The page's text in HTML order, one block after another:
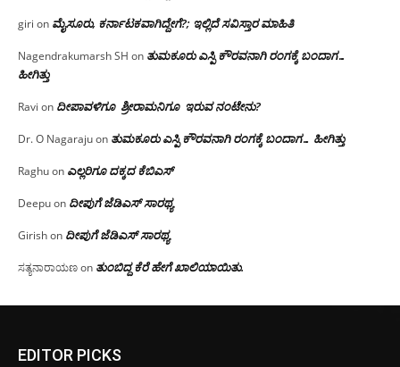
giri on ಮೈಸೂರು, ಕರ್ನಾಟಕವಾಗಿದ್ದೇಗೆ?; ಇಲ್ಲಿದೆ ಸವಿಸ್ತಾರ ಮಾಹಿತಿ
Nagendrakumarsh SH on ತುಮಕೂರು ಎಸ್ಪಿ ಕೌರವನಾಗಿ ರಂಗಕ್ಕೆ ಬಂದಾಗ…
ಹೀಗಿತ್ತು
Ravi on ದೀಪಾವಳಿಗೂ ಶ್ರೀರಾಮನಿಗೂ ಇರುವ ನಂಟೇನು?
Dr. O Nagarajuon ತುಮಕೂರು ಎಸ್ಪಿ ಕೌರವನಾಗಿ ರಂಗಕ್ಕೆ ಬಂದಾಗ… ಹೀಗಿತ್ತು
Raghuon ಎಲ್ಲರಿಗೂ ದಕ್ಕದ ಕೆಬಿಎಸ್
Deepuon ದೀಪುಗೆ ಜೆಡಿಎಸ್ ಸಾರಥ್ಯ
Girishon ದೀಪುಗೆ ಜೆಡಿಎಸ್ ಸಾರಥ್ಯ
ಸತ್ಯನಾರಾಯಣon ತುಂಬಿದ್ದ ಕೆರೆ ಹೇಗೆ ಖಾಲಿಯಾಯಿತು.
EDITOR PICKS